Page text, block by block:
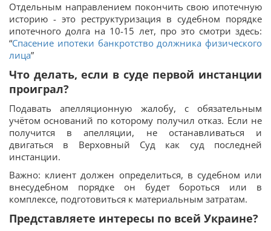
Отдельным направлением покончить свою ипотечную
историю - это реструктуризация в судебном порядке
ипотечного долга на 10-15 лет, про это смотри здесь:
“Спасение ипотеки банкротство должника физического
лица”
Что делать, если в суде первой инстанции
проиграл?
Подавать апелляционную жалобу, с обязательным
учётом оснований по которому получил отказ. Если не
получится в апелляции, не останавливаться и
двигаться в Верховный Суд как суд последней
инстанции.
Важно: клиент должен определиться, в судебном или
внесудебном порядке он будет бороться или в
комплексе, подготовиться к материальным затратам.
Представляете интересы по всей Украине?